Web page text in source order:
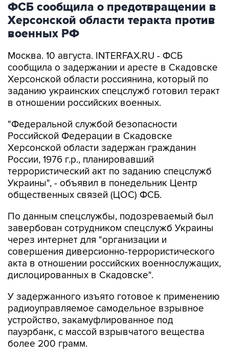
ФСБ сообщила о предотвращении в
Херсонской области теракта против
военных РФ
Москва. 10 августа. INTERFAX.RU - ФСБ
сообщила о задержании и аресте в Скадовске
Херсонской области россиянина, который по
заданию украинских спецслужб готовил теракт
в отношении российских военных.
"Федеральной службой безопасности
Российской Федерации в Скадовске
Херсонской области задержан гражданин
России, 1976 г.р., планировавший
террористический акт по заданию спецслужб
Украины", - объявил в понедельник Центр
общественных связей (ЦОС) ФСБ.
По данным спецслужбы, подозреваемый был
завербован сотрудником спецслужб Украины
через интернет для "организации и
совершения диверсионно-террористического
акта в отношении российских военнослужащих,
дислоцированных в Скадовске".
У задержанного изъято готовое к применению
радиоуправляемое самодельное взрывное
устройство, закамуфлированное под
пауэрбанк, с массой взрывчатого вещества
более 200 грамм.